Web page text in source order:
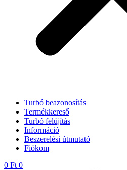
Turbó beazonosítás
Termékkereső
Turbó felújítás
Információ
Beszerelési útmutató
Fiókom
0 Ft 0